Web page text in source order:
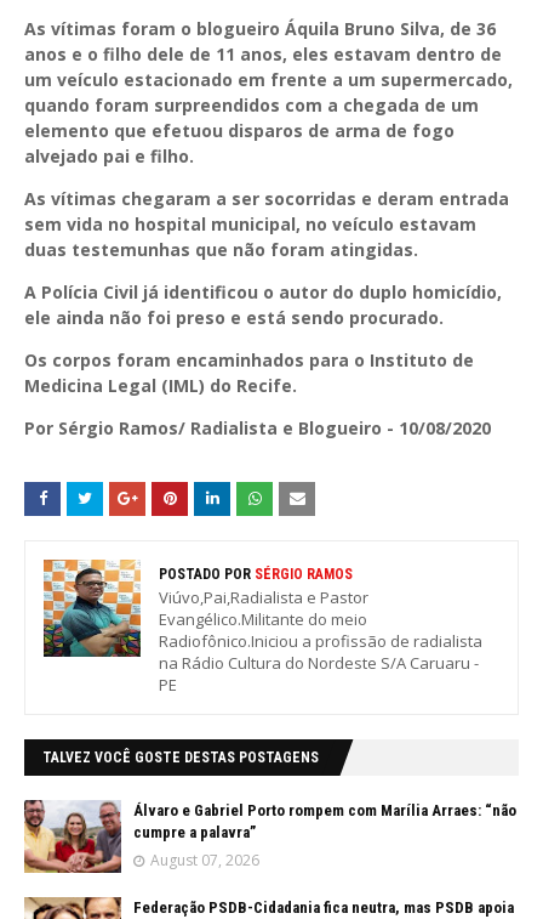
As vítimas foram o blogueiro Áquila Bruno Silva, de 36
anos e o filho dele de 11 anos, eles estavam dentro de
um veículo estacionado em frente a um supermercado,
quando foram surpreendidos com a chegada de um
elemento que efetuou disparos de arma de fogo
alvejado pai e filho.
As vítimas chegaram a ser socorridas e deram entrada
sem vida no hospital municipal, no veículo estavam
duas testemunhas que não foram atingidas.
A Polícia Civil já identificou o autor do duplo homicídio,
ele ainda não foi preso e está sendo procurado.
Os corpos foram encaminhados para o Instituto de
Medicina Legal (IML) do Recife.
Por Sérgio Ramos/ Radialista e Blogueiro - 10/08/2020
POSTADO POR SÉRGIO RAMOS
Viúvo,Pai,Radialista e Pastor
Evangélico.Militante do meio
Radiofônico.Iniciou a profissão de radialista
na Rádio Cultura do Nordeste S/A Caruaru -
PE
TALVEZ VOCÊ GOSTE DESTAS POSTAGENS
Álvaro e Gabriel Porto rompem com Marília Arraes: “não
cumpre a palavra”
August 07, 2026
Federação PSDB-Cidadania fica neutra, mas PSDB apoia